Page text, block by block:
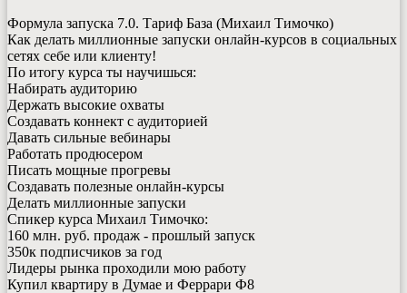
Формула запуска 7.0. Тариф База (Михаил Тимочко)
Как делать миллионные запуски онлайн-курсов в социальных
сетях себе или клиенту!
По итогу курса ты научишься:
Набирать аудиторию
Держать высокие охваты
Создавать коннект с аудиторией
Давать сильные вебинары
Работать продюсером
Писать мощные прогревы
Создавать полезные онлайн-курсы
Делать миллионные запуски
Спикер курса Михаил Тимочко:
160 млн. руб. продаж - прошлый запуск
350к подписчиков за год
Лидеры рынка проходили мою работу
Купил квартиру в Думае и Феррари Ф8